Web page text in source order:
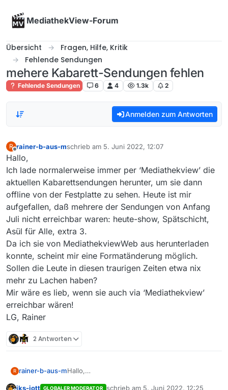
MediathekView-Forum
Übersicht
Fragen, Hilfe, Kritik
Fehlende Sendungen
mehere Kabarett-Sendungen fehlen
Fehlende Sendungen 6 4 1.3k 2
Anmelden zum Antworten
R
Offline
rainer-b-aus-mschrieb am 5. Juni 2022, 12:07
zuletzt editiert von
Hallo,
Ich lade normalerweise immer per ‘Mediathekview’ die
aktuellen Kabarettsendungen herunter, um sie dann
offline von der Festplatte zu sehen. Heute ist mir
aufgefallen, daß mehrere der Sendungen von Anfang
Juli nicht erreichbar waren: heute-show, Spätschicht,
Asül für Alle, extra 3.
Da ich sie von MediathekviewWeb aus herunterladen
konnte, scheint mir eine Formatänderung möglich.
Sollen die Leute in diesen traurigen Zeiten etwa nix
mehr zu Lachen haben?
Mir wäre es lieb, wenn sie auch via ‘Mediathekview’
erreichbar wären!
LG, Rainer
2 Antworten
R rainer-b-aus-mHallo,
iks-jott GLOBALER MODERATOR schrieb am 5. Juni 2022, 12:25